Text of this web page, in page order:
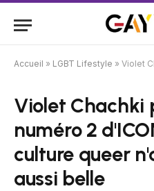
Accueil » LGBT Lifestyle » Violet Chachki
Violet Chachki
numéro 2
culture queer
aussi belle